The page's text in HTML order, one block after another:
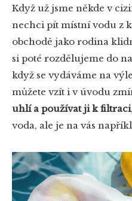
Když už jsme někde v
nechci pít místní vodu z
obchodě jako rodina
si poté rozdělujeme do
když se vydáváme na
můžete vzít i v úvodu
uhlí a používat ji k filtraci
voda, ale je na vás